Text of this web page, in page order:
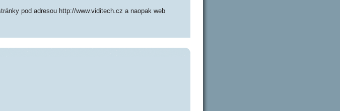
pod adresou http://www.viditech.cz a naopak web